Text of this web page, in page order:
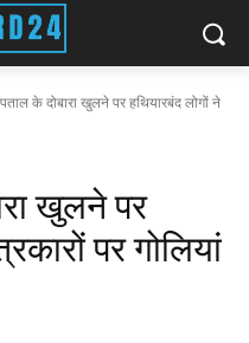
के दोबारा खुलने पर हथियारबंद लोगों ने
खुलने पर
पर गोलियां